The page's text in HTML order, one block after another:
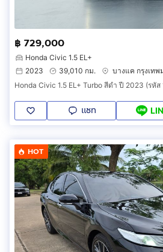
฿ 729,000
Honda Civic 1.5 EL+
2023
39,010 กม.
บางแค กรุงเท
Honda Civic 1.5 EL+ Turbo สีดำ ปี 2023 (รหัส
แชท
HOT